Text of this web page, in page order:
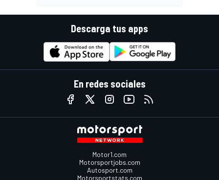
Descarga tus apps
En redes sociales
Motor1.com
Motorsportjobs.com
Autosport.com
Motorsportstats.com